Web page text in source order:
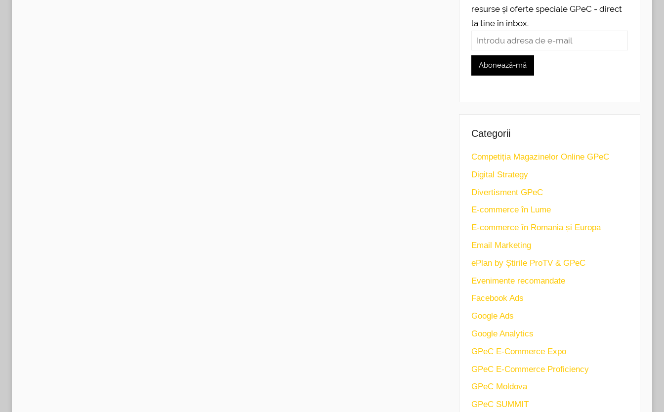
resurse și oferte speciale GPeC - direct
la tine în inbox.
Categorii
Competiția Magazinelor Online GPeC
Digital Strategy
Divertisment GPeC
E-commerce în Lume
E-commerce în Romania și Europa
Email Marketing
ePlan by Știrile ProTV & GPeC
Evenimente recomandate
Facebook Ads
Google Ads
Google Analytics
GPeC E-Commerce Expo
GPeC E-Commerce Proficiency
GPeC Moldova
GPeC SUMMIT